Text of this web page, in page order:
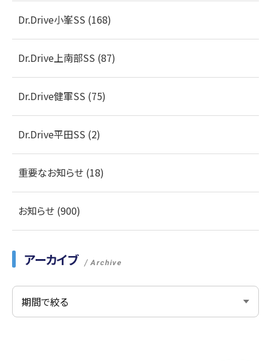
Dr.Drive小峯SS (168)
Dr.Drive上南部SS (87)
Dr.Drive健軍SS (75)
Dr.Drive平田SS (2)
重要なお知らせ (18)
お知らせ (900)
アーカイブ Archive